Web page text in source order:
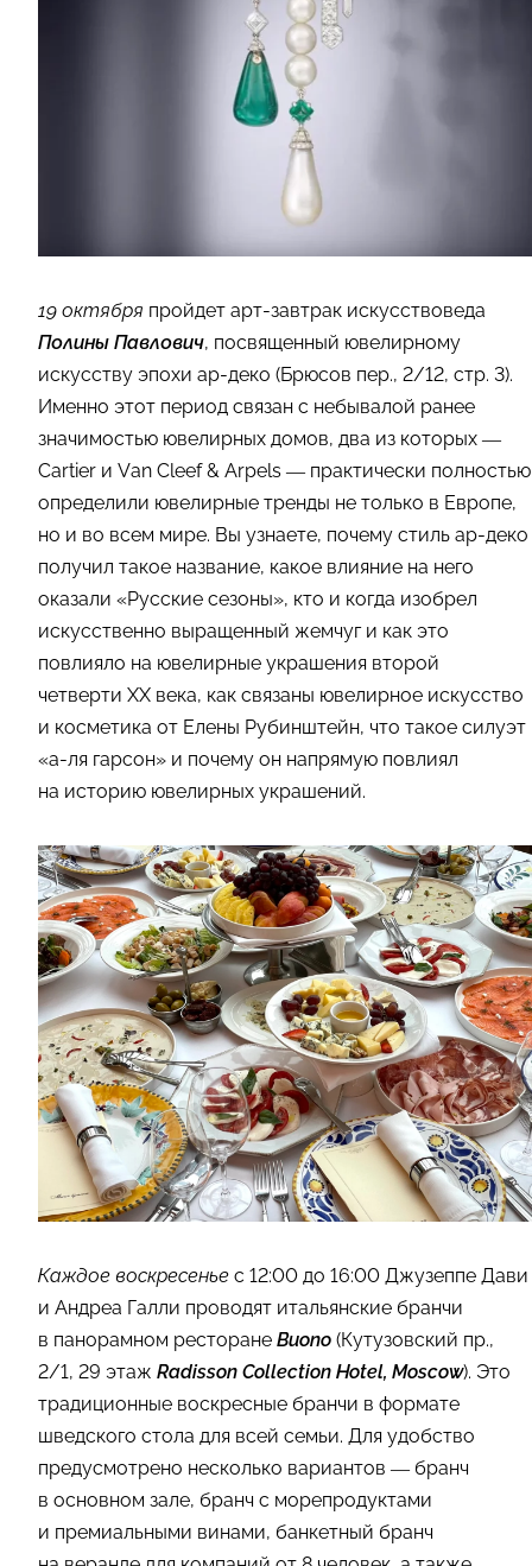
19 октября пройдет арт-завтрак искусствоведа
Полины Павлович, посвященный ювелирному
искусству эпохи ар-деко (Брюсов пер., 2/12, стр. 3).
Именно этот период связан с небывалой ранее
значимостью ювелирных домов, два из которых —
Cartier и Van Cleef & Arpels — практически полностью
определили ювелирные тренды не только в Европе,
но и во всем мире. Вы узнаете, почему стиль ар-деко
получил такое название, какое влияние на него
оказали «Русские сезоны», кто и когда изобрел
искусственно выращенный жемчуг и как это
повлияло на ювелирные украшения второй
четверти ХХ века, как связаны ювелирное искусство
и косметика от Елены Рубинштейн, что такое силуэт
«а-ля гарсон» и почему он напрямую повлиял
на историю ювелирных украшений.
Каждое воскресенье с 12:00 до 16:00 Джузеппе Дави
и Андреа Галли проводят итальянские бранчи
в панорамном ресторане Buono (Кутузовский пр.,
2/1, 29 этаж Radisson Collection Hotel, Moscow). Это
традиционные воскресные бранчи в формате
шведского стола для всей семьи. Для удобство
предусмотрено несколько вариантов — бранч
в основном зале, бранч с морепродуктами
и премиальными винами, банкетный бранч